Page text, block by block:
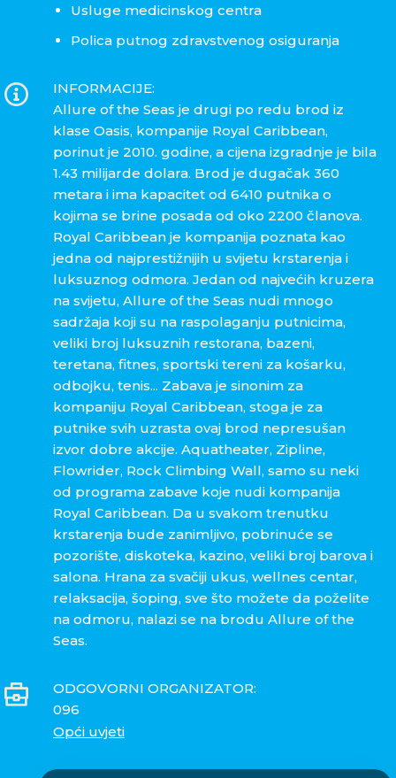
Usluge medicinskog centra
Polica putnog zdravstvenog osiguranja
INFORMACIJE:
Allure of the Seas je drugi po redu brod iz
klase Oasis, kompanije Royal Caribbean,
porinut je 2010. godine, a cijena izgradnje je bila
1.43 milijarde dolara. Brod je dugačak 360
metara i ima kapacitet od 6410 putnika o
kojima se brine posada od oko 2200 članova.
Royal Caribbean je kompanija poznata kao
jedna od najprestižnijih u svijetu krstarenja i
luksuznog odmora. Jedan od najvećih kruzera
na svijetu, Allure of the Seas nudi mnogo
sadržaja koji su na raspolaganju putnicima,
veliki broj luksuznih restorana, bazeni,
teretana, fitnes, sportski tereni za košarku,
odbojku, tenis... Zabava je sinonim za
kompaniju Royal Caribbean, stoga je za
putnike svih uzrasta ovaj brod nepresušan
izvor dobre akcije. Aquatheater, Zipline,
Flowrider, Rock Climbing Wall, samo su neki
od programa zabave koje nudi kompanija
Royal Caribbean. Da u svakom trenutku
krstarenja bude zanimljivo, pobrinuće se
pozorište, diskoteka, kazino, veliki broj barova i
salona. Hrana za svačiji ukus, wellnes centar,
relaksacija, šoping, sve što možete da poželite
na odmoru, nalazi se na brodu Allure of the
Seas.
ODGOVORNI ORGANIZATOR:
096
Opći uvjeti